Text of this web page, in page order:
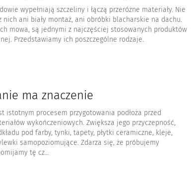
wypełniają szczeliny i łączą przeróżne materiały. Nie
nich ani biały montaż, ani obróbki blacharskie na dachu.
mowa, są jednymi z najczęściej stosowanych produktów
Przedstawiamy ich poszczególne rodzaje.
ma znaczenie
istotnym procesem przygotowania podłoża przed
wykończeniowych. Zwiększa jego przyczepność,
pod farby, tynki, tapety, płytki ceramiczne, kleje,
samopoziomujące. Zdarza się, że próbujemy
tę cz...